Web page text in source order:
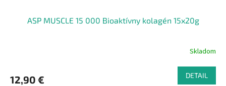
ASP MUSCLE 15 000 Bioaktívny kolagén 15x20g
Skladom
12,90 € DETAIL